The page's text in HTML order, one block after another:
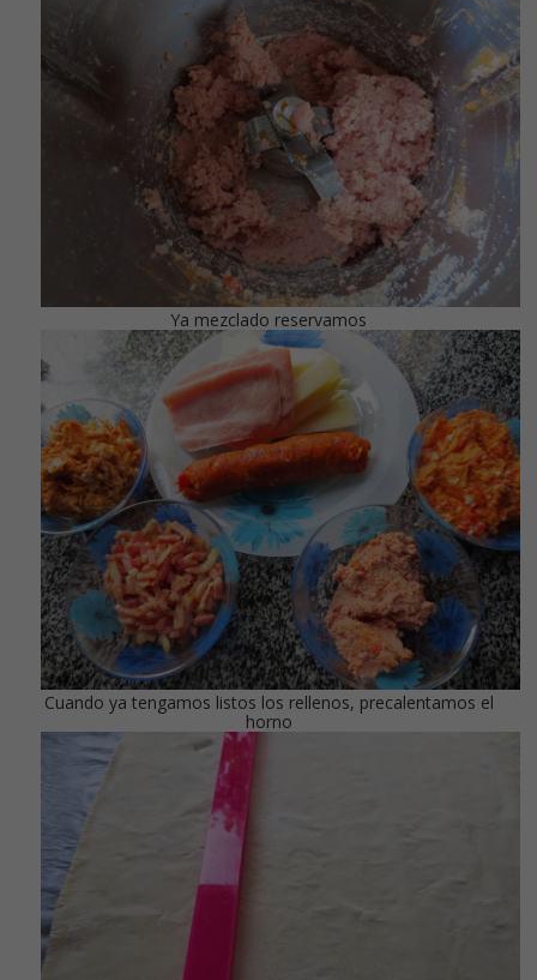
Ya mezclado reservamos
Cuando ya tengamos listos los rellenos, precalentamos el
horno